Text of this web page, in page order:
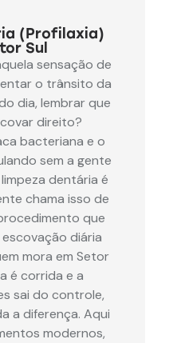
(Profilaxia)
Sul
sensação de
o trânsito da
dia, lembrar que
direito?
bacteriana e o
sem a gente
dentária é
chama isso de
que
diária
mora em Setor
é corrida e a
sai do controle,
a diferença. Aqui
modernos,